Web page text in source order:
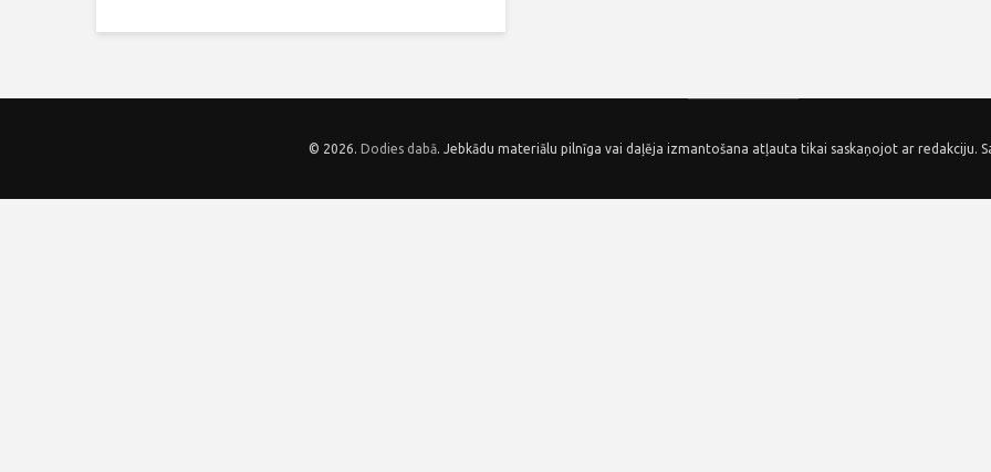
© 2026. Dodies dabā. Jebkādu materiālu pilnīga vai daļēja izmantošana atļauta tikai saskaņojot ar redakciju.